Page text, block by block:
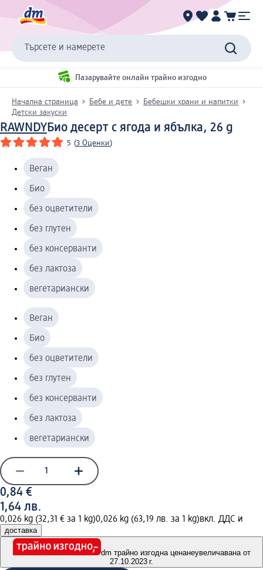
Търсете и намерете
Пазарувайте онлайн трайно изгодно
Начална страница Бебе и дете
Бебешки храни и напитки
Детски закуски
RAWNDYБио десерт с ягода и ябълка, 26 g
5 (3 Оценки)
Веган
Био
без оцветители
без глутен
без консерванти
без лактоза
вегетариански
Веган
Био
без оцветители
без глутен
без консерванти
без лактоза
вегетариански
0,84 €
1,64 лв.
0,026 kg (32,31 € за 1 kg)0,026 kg (63,19 лв. за 1 kg)вкл. ДДС и
доставка
dm трайно изгодна ценанеувеличавана от
27.10.2023 г.